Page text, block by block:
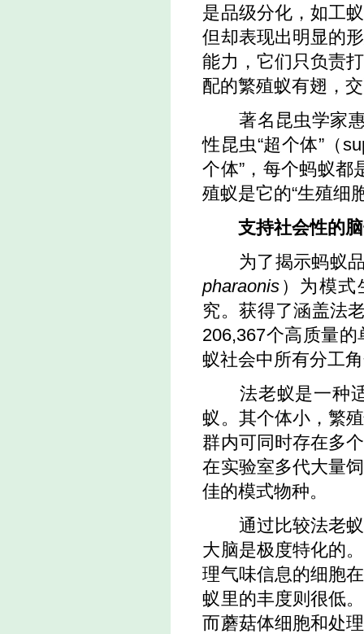
是品级分化，如工
但却表现出明显的
能力，它们只负责
配的繁殖蚁有翅，
著名昆虫学家
性昆虫“超个体”（
个体”，每个蚂蚁都
殖蚁是它的“生殖细
支持社会性的
为了揭示蚂蚁
pharaonis ） 为模式
究。获得了涵盖法
206,367个高质量的
蚁社会中所有分工
法老蚁是一种
蚁。其个体小，繁
群内可同时存在多
在实验室多代大量
佳的模式物种。
通过比较法老
大脑是极度特化的
理气味信息的细胞
蚁里的丰度则很低
而蘑菇体细胞和处